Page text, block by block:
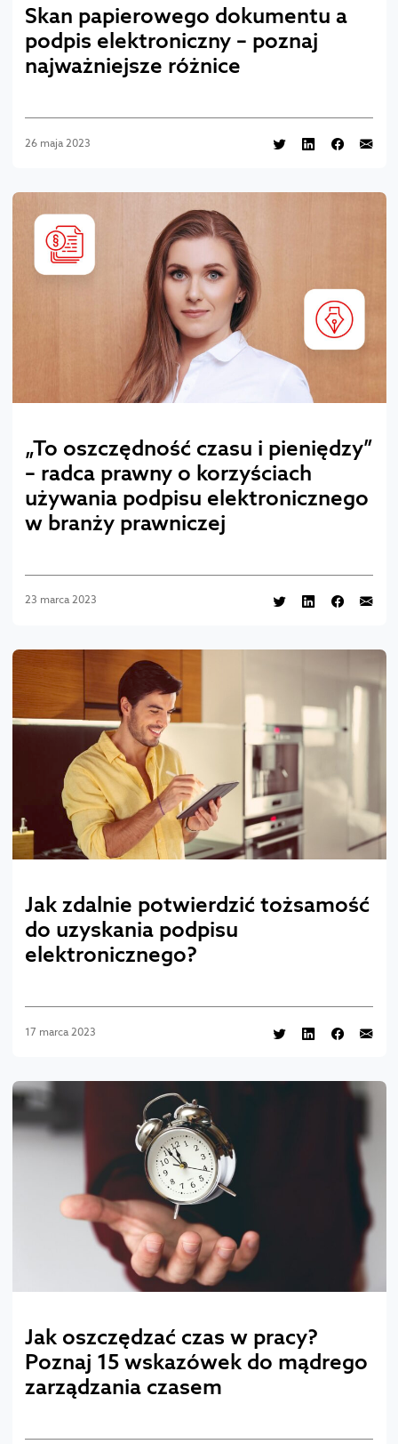
Skan papierowego dokumentu a
podpis elektroniczny – poznaj
najważniejsze różnice
26 maja 2023
„To oszczędność czasu i pieniędzy”
– radca prawny o korzyściach
używania podpisu elektronicznego
w branży prawniczej
23 marca 2023
Jak zdalnie potwierdzić tożsamość
do uzyskania podpisu
elektronicznego?
17 marca 2023
Jak oszczędzać czas w pracy?
Poznaj 15 wskazówek do mądrego
zarządzania czasem